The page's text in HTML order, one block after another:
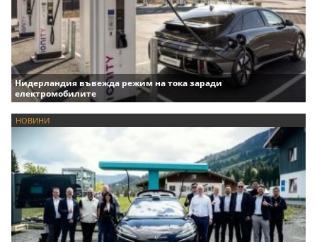
Нидерландия въвежда режим на тока заради
електромобилите
НОВИНИ